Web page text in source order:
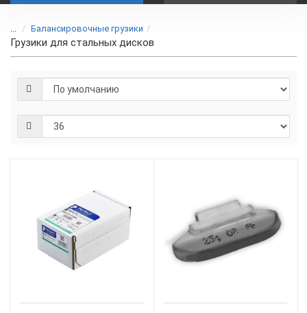
... Балансировочные грузики
Грузики для стальных дисков